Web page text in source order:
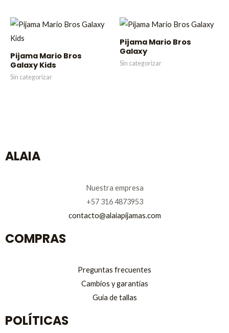
Pijama Mario Bros
Galaxy Kids
Sin categorizar
Pijama Mario Bros
Galaxy
Sin categorizar
ALAIA
Nuestra empresa
+57 316 4873953
contacto@alaiapijamas.com
COMPRAS
Preguntas frecuentes
Cambios y garantías
Guía de tallas
POLÍTICAS